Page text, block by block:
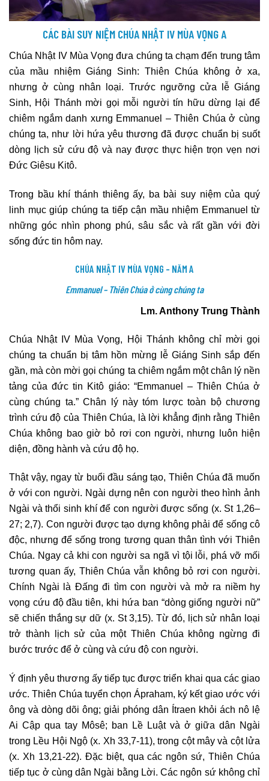
CÁC BÀI SUY NIỆM CHÚA NHẬT IV MÙA VỌNG A
Chúa Nhật IV Mùa Vọng đưa chúng ta chạm đến trung tâm
của mầu nhiệm Giáng Sinh: Thiên Chúa không ở xa,
nhưng ở cùng nhân loại. Trước ngưỡng cửa lễ Giáng
Sinh, Hội Thánh mời gọi mỗi người tín hữu dừng lại để
chiêm ngắm danh xưng Emmanuel – Thiên Chúa ở cùng
chúng ta, như lời hứa yêu thương đã được chuẩn bị suốt
dòng lịch sử cứu độ và nay được thực hiện trọn vẹn nơi
Đức Giêsu Kitô.
Trong bầu khí thánh thiêng ấy, ba bài suy niệm của quý
linh mục giúp chúng ta tiếp cận mầu nhiệm Emmanuel từ
những góc nhìn phong phú, sâu sắc và rất gần với đời
sống đức tin hôm nay.
CHÚA NHẬT IV MÙA VỌNG – NĂM A
Emmanuel – Thiên Chúa ở cùng chúng ta
Lm. Anthony Trung Thành
Chúa Nhật IV Mùa Vọng, Hội Thánh không chỉ mời gọi
chúng ta chuẩn bị tâm hồn mừng lễ Giáng Sinh sắp đến
gần, mà còn mời gọi chúng ta chiêm ngắm một chân lý nền
tảng của đức tin Kitô giáo: “Emmanuel – Thiên Chúa ở
cùng chúng ta.” Chân lý này tóm lược toàn bộ chương
trình cứu độ của Thiên Chúa, là lời khẳng định rằng Thiên
Chúa không bao giờ bỏ rơi con người, nhưng luôn hiện
diện, đồng hành và cứu độ họ.
Thật vậy, ngay từ buổi đầu sáng tạo, Thiên Chúa đã muốn
ở với con người. Ngài dựng nên con người theo hình ảnh
Ngài và thổi sinh khí để con người được sống (x. St 1,26–
27; 2,7). Con người được tạo dựng không phải để sống cô
độc, nhưng để sống trong tương quan thân tình với Thiên
Chúa. Ngay cả khi con người sa ngã vì tội lỗi, phá vỡ mối
tương quan ấy, Thiên Chúa vẫn không bỏ rơi con người.
Chính Ngài là Đấng đi tìm con người và mở ra niềm hy
vọng cứu độ đầu tiên, khi hứa ban “dòng giống người nữ”
sẽ chiến thắng sự dữ (x. St 3,15). Từ đó, lịch sử nhân loại
trở thành lịch sử của một Thiên Chúa không ngừng đi
bước trước để ở cùng và cứu độ con người.
Ý định yêu thương ấy tiếp tục được triển khai qua các giao
ước. Thiên Chúa tuyển chọn Ápraham, ký kết giao ước với
ông và dòng dõi ông; giải phóng dân Ítraen khỏi ách nô lệ
Ai Cập qua tay Môsê; ban Lề Luật và ở giữa dân Ngài
trong Lều Hội Ngộ (x. Xh 33,7-11), trong cột mây và cột lửa
(x. Xh 13,21-22). Đặc biệt, qua các ngôn sứ, Thiên Chúa
tiếp tục ở cùng dân Ngài bằng Lời. Các ngôn sứ không chỉ